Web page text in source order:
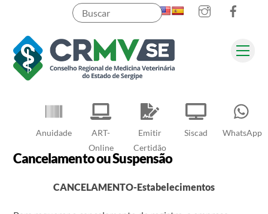
content
Instagram
Anuidade
ART-
Online
Emitir
Certidão
Siscad WhatsApp
Cancelamento ou Suspensão
CANCELAMENTO-Estabelecimentos